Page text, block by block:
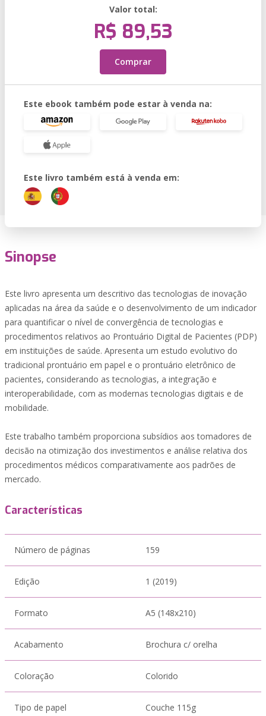
Valor total:
R$ 89,53
Comprar
Este ebook também pode estar à venda na:
Este livro também está à venda em:
Sinopse
Este livro apresenta um descritivo das tecnologias de inovação
aplicadas na área da saúde e o desenvolvimento de um indicador
para quantificar o nível de convergência de tecnologias e
procedimentos relativos ao Prontuário Digital de Pacientes (PDP)
em instituições de saúde. Apresenta um estudo evolutivo do
tradicional prontuário em papel e o prontuário eletrônico de
pacientes, considerando as tecnologias, a integração e
interoperabilidade, com as modernas tecnologias digitais e de
mobilidade.
Este trabalho também proporciona subsídios aos tomadores de
decisão na otimização dos investimentos e análise relativa dos
procedimentos médicos comparativamente aos padrões de
mercado.
Características
Número de páginas 159
Edição 1 (2019)
Formato A5 (148x210)
Acabamento Brochura c/ orelha
Coloração Colorido
Tipo de papel Couche 115g